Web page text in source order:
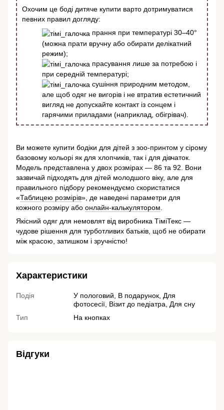
Охочим це боді дитяче купити варто дотримуватися
певних правил догляду:
прання при температурі 30–40°
(можна прати вручну або обирати делікатний
режим);
прасування лише за потребою і
при середній температурі;
сушіння природним методом,
але щоб одяг не вигорів і не втратив естетичний
вигляд не допускайте контакт із сонцем і
гарячими приладами (наприклад, обігрівач).
Ви можете купити бодіки для дітей з зоо-принтом у сірому
базовому кольорі як для хлопчиків, так і для дівчаток.
Модель представлена у двох розмірах — 86 та 92. Вони
зазвичай підходять для дітей молодшого віку, але для
правильного підбору рекомендуємо скористатися
«Таблицею розмірів», де наведені параметри для
кожного розміру або онлайн-калькулятором
Якісний одяг для немовлят від виробника ТіміТекс —
чудове рішення для турботливих батьків, щоб не обирати
між красою, затишком і зручністю!
Характеристики
Подія
У пологовий, В подарунок, Для
фотосесії, Візит до педіатра, Для сну
Тип
На кнопках
Відгуки